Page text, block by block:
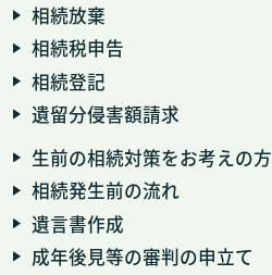
相続放棄
相続税申告
相続登記
遺留分侵害額請求
生前の相続対策をお考えの方
相続発生前の流れ
遺言書作成
成年後見等の審判の申立て